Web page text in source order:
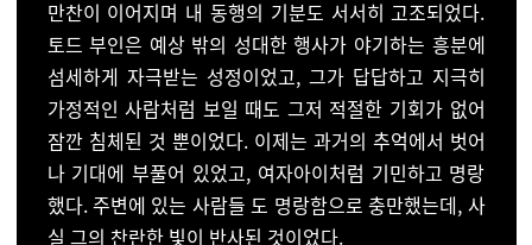
만찬이 이어지며 내 동행의 기분도 서서히 고조되었다.
토드 부인은 예상 밖의 성대한 행사가 야기하는 흥분에
섬세하게 자극받는 성정이었고, 그가 답답하고 지극히
가정적인 사람처럼 보일 때도 그저 적절한 기회가 없어
잠깐 침체된 것 뿐이었다. 이제는 과거의 추억에서 벗어
나 기대에 부풀어 있었고, 여자아이처럼 기민하고 명랑
했다. 주변에 있는 사람들 도 명랑함으로 충만했는데, 사
실 그의 찬란한 빛이 반사된 것이었다.